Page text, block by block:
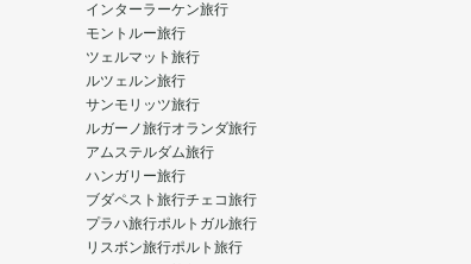
インターラーケン旅行
モントルー旅行
ツェルマット旅行
ルツェルン旅行
サンモリッツ旅行
ルガーノ旅行オランダ旅行
アムステルダム旅行
ハンガリー旅行
ブダペスト旅行チェコ旅行
プラハ旅行ポルトガル旅行
リスボン旅行ポルト旅行